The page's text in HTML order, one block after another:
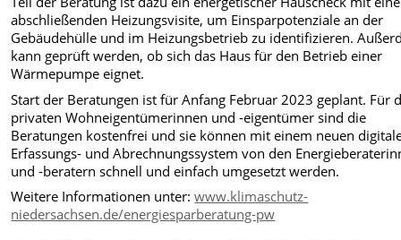
abschließenden Heizungsvisite, um Einsparpotenziale an der
Gebäudehülle und im Heizungsbetrieb zu identifizieren.
kann geprüft werden, ob sich das Haus für den Betrieb einer
Wärmepumpe eignet.
Start der Beratungen ist für Anfang Februar 2023 geplant. Für
privaten Wohneigentümerinnen und -eigentümer sind die
Beratungen kostenfrei und sie können mit einem neuen
Erfassungs- und Abrechnungssystem von den
und -beratern schnell und einfach umgesetzt werden.
Weitere Informationen unter:www.klimaschutz-
niedersachsen.de/energiesparberatung-pw